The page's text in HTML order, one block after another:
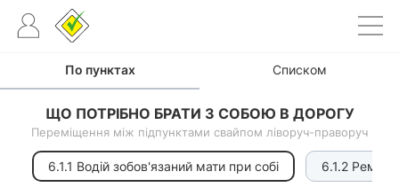
По пунктах Списком
ЩО ПОТРІБНО БРАТИ З СОБОЮ В ДОРОГУ
Переміщення між підпунктами свайпом ліворуч-праворуч
6.1.1 Водій зобов'язаний мати при собі 6.1.2